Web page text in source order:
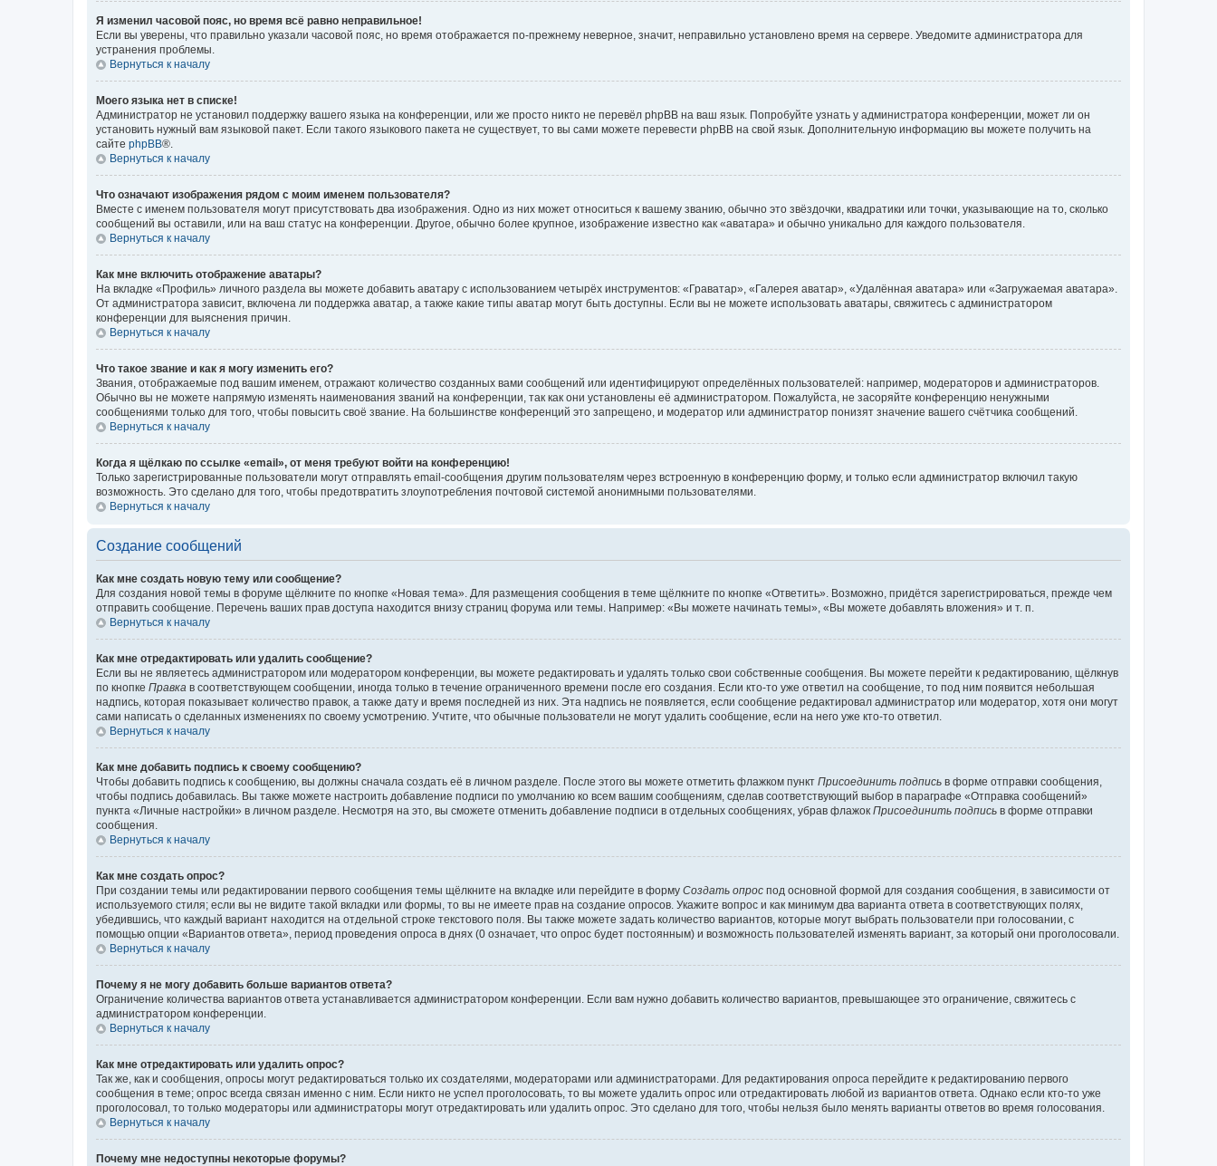
Я изменил часовой пояс, но время всё равно неправильное!
Если вы уверены, что правильно указали часовой пояс, но время отображается по-прежнему неверное, значит, неправильно установлено время на сервере. Уведомите администратора для
устранения проблемы.
Вернуться к началу
Моего языка нет в списке!
Администратор не установил поддержку вашего языка на конференции, или же просто никто не перевёл phpBB на ваш язык. Попробуйте узнать у администратора конференции, может ли он
установить нужный вам языковой пакет. Если такого языкового пакета не существует, то вы сами можете перевести phpBB на свой язык. Дополнительную информацию вы можете получить на
сайте phpBB®.
Вернуться к началу
Что означают изображения рядом с моим именем пользователя?
Вместе с именем пользователя могут присутствовать два изображения. Одно из них может относиться к вашему званию, обычно это звёздочки, квадратики или точки, указывающие на то, сколько
сообщений вы оставили, или на ваш статус на конференции. Другое, обычно более крупное, изображение известно как «аватара» и обычно уникально для каждого пользователя.
Вернуться к началу
Как мне включить отображение аватары?
На вкладке «Профиль» личного раздела вы можете добавить аватару с использованием четырёх инструментов: «Граватар», «Галерея аватар», «Удалённая аватара» или «Загружаемая аватара».
От администратора зависит, включена ли поддержка аватар, а также какие типы аватар могут быть доступны. Если вы не можете использовать аватары, свяжитесь с администратором
конференции для выяснения причин.
Вернуться к началу
Что такое звание и как я могу изменить его?
Звания, отображаемые под вашим именем, отражают количество созданных вами сообщений или идентифицируют определённых пользователей: например, модераторов и администраторов.
Обычно вы не можете напрямую изменять наименования званий на конференции, так как они установлены её администратором. Пожалуйста, не засоряйте конференцию ненужными
сообщениями только для того, чтобы повысить своё звание. На большинстве конференций это запрещено, и модератор или администратор понизят значение вашего счётчика сообщений.
Вернуться к началу
Когда я щёлкаю по ссылке «email», от меня требуют войти на конференцию!
Только зарегистрированные пользователи могут отправлять email-сообщения другим пользователям через встроенную в конференцию форму, и только если администратор включил такую
возможность. Это сделано для того, чтобы предотвратить злоупотребления почтовой системой анонимными пользователями.
Вернуться к началу
Создание сообщений
Как мне создать новую тему или сообщение?
Для создания новой темы в форуме щёлкните по кнопке «Новая тема». Для размещения сообщения в теме щёлкните по кнопке «Ответить». Возможно, придётся зарегистрироваться, прежде чем
отправить сообщение. Перечень ваших прав доступа находится внизу страниц форума или темы. Например: «Вы можете начинать темы», «Вы можете добавлять вложения» и т. п.
Вернуться к началу
Как мне отредактировать или удалить сообщение?
Если вы не являетесь администратором или модератором конференции, вы можете редактировать и удалять только свои собственные сообщения. Вы можете перейти к редактированию, щёлкнув
по кнопке Правка в соответствующем сообщении, иногда только в течение ограниченного времени после его создания. Если кто-то уже ответил на сообщение, то под ним появится небольшая
надпись, которая показывает количество правок, а также дату и время последней из них. Эта надпись не появляется, если сообщение редактировал администратор или модератор, хотя они могут
сами написать о сделанных изменениях по своему усмотрению. Учтите, что обычные пользователи не могут удалить сообщение, если на него уже кто-то ответил.
Вернуться к началу
Как мне добавить подпись к своему сообщению?
Чтобы добавить подпись к сообщению, вы должны сначала создать её в личном разделе. После этого вы можете отметить флажком пункт Присоединить подпись в форме отправки сообщения,
чтобы подпись добавилась. Вы также можете настроить добавление подписи по умолчанию ко всем вашим сообщениям, сделав соответствующий выбор в параграфе «Отправка сообщений»
пункта «Личные настройки» в личном разделе. Несмотря на это, вы сможете отменить добавление подписи в отдельных сообщениях, убрав флажок Присоединить подпись в форме отправки
сообщения.
Вернуться к началу
Как мне создать опрос?
При создании темы или редактировании первого сообщения темы щёлкните на вкладке или перейдите в форму Создать опрос под основной формой для создания сообщения, в зависимости от
используемого стиля; если вы не видите такой вкладки или формы, то вы не имеете прав на создание опросов. Укажите вопрос и как минимум два варианта ответа в соответствующих полях,
убедившись, что каждый вариант находится на отдельной строке текстового поля. Вы также можете задать количество вариантов, которые могут выбрать пользователи при голосовании, с
помощью опции «Вариантов ответа», период проведения опроса в днях (0 означает, что опрос будет постоянным) и возможность пользователей изменять вариант, за который они проголосовали.
Вернуться к началу
Почему я не могу добавить больше вариантов ответа?
Ограничение количества вариантов ответа устанавливается администратором конференции. Если вам нужно добавить количество вариантов, превышающее это ограничение, свяжитесь с
администратором конференции.
Вернуться к началу
Как мне отредактировать или удалить опрос?
Так же, как и сообщения, опросы могут редактироваться только их создателями, модераторами или администраторами. Для редактирования опроса перейдите к редактированию первого
сообщения в теме; опрос всегда связан именно с ним. Если никто не успел проголосовать, то вы можете удалить опрос или отредактировать любой из вариантов ответа. Однако если кто-то уже
проголосовал, то только модераторы или администраторы могут отредактировать или удалить опрос. Это сделано для того, чтобы нельзя было менять варианты ответов во время голосования.
Вернуться к началу
Почему мне недоступны некоторые форумы?